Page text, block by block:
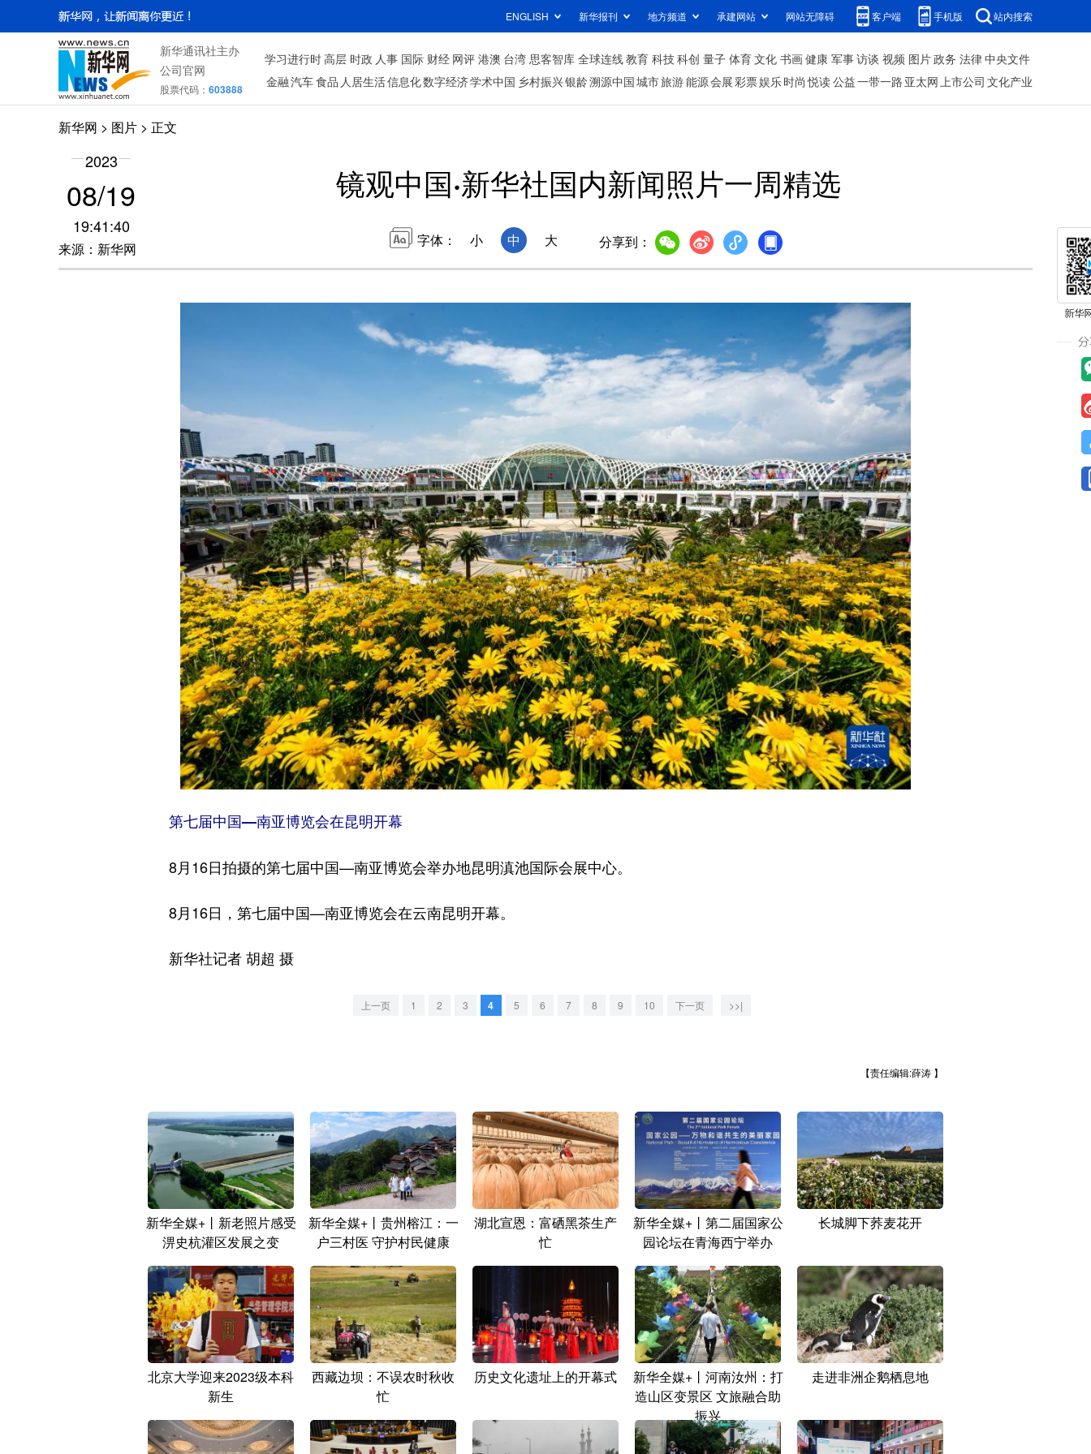
ENGLISH 新华报刊 地方频道 承建网站 网站无障碍 客户端 手机版 站内搜索
新华通讯社主办
公司官网
股票代码： 603888
学习进行时高层 时政 人事 国际 财经 网评 港澳 台湾 思客智库 全球连线教育 科技科创 量子 体育文化 书画健康 军事访谈 视频 图片政务 法律中央文件
金融汽车食品 人居生活信息化数字经济学术中国 乡村振兴银龄溯源中国城市旅游能源会展彩票娱乐时尚 悦读公益一带一路 亚太网上市公司 文化产业
新华网 > 图片 > 正文
2023
08/19
19:41:40
来源：新华网
镜观中国·新华社国内新闻照片一周精选
字体： 小 中 大 分享到：
第七届中国—南亚博览会在昆明开幕
8月16日拍摄的第七届中国—南亚博览会举办地昆明滇池国际会展中心。
8月16日，第七届中国—南亚博览会在云南昆明开幕。
新华社记者 胡超 摄
上一页 1 2 3 4 5 6 7 8 9 10 下一页 >>|
【责任编辑:薛涛 】
新华全媒+丨新老照片感受
淠史杭灌区发展之变
新华全媒+丨贵州榕江：一
户三村医 守护村民健康
湖北宣恩：富硒黑茶生产
忙
新华全媒+丨第二届国家公
园论坛在青海西宁举办
长城脚下荞麦花开
北京大学迎来2023级本科
新生
西藏边坝：不误农时秋收
忙
历史文化遗址上的开幕式
新华全媒+丨河南汝州：打
造山区变景区 文旅融合助
振兴
走进非洲企鹅栖息地